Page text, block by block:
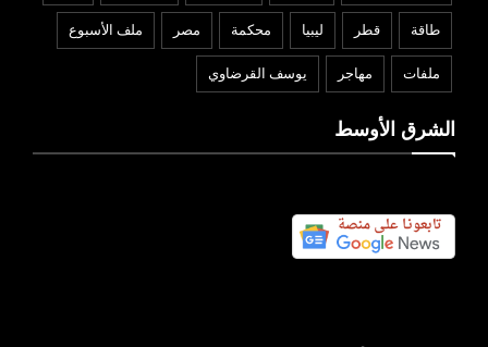
طاقة قطر ليبيا محكمة مصر ملف الأسبوع
ملفات مهاجر يوسف القرضاوي
الشرق الأوسط